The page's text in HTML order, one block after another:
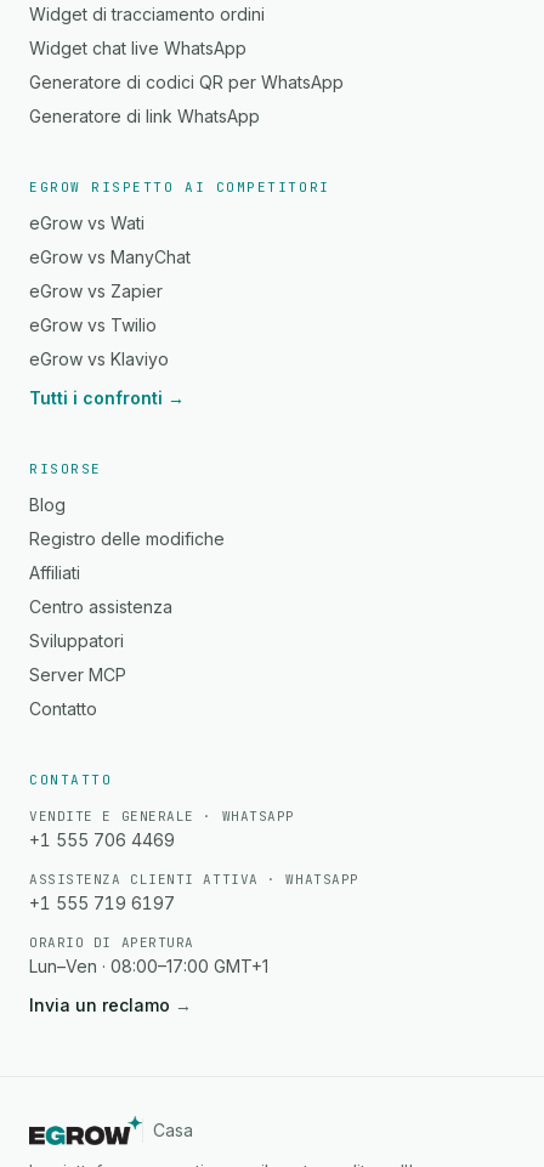
Widget di tracciamento ordini
Widget chat live WhatsApp
Generatore di codici QR per WhatsApp
Generatore di link WhatsApp
EGROW RISPETTO AI COMPETITORI
eGrow vs Wati
eGrow vs ManyChat
eGrow vs Zapier
eGrow vs Twilio
eGrow vs Klaviyo
Tutti i confronti →
RISORSE
Blog
Registro delle modifiche
Affiliati
Centro assistenza
Sviluppatori
Server MCP
Contatto
CONTATTO
VENDITE E GENERALE · WHATSAPP
+1 555 706 4469
ASSISTENZA CLIENTI ATTIVA · WHATSAPP
+1 555 719 6197
ORARIO DI APERTURA
Lun–Ven · 08:00–17:00 GMT+1
Invia un reclamo →
Casa